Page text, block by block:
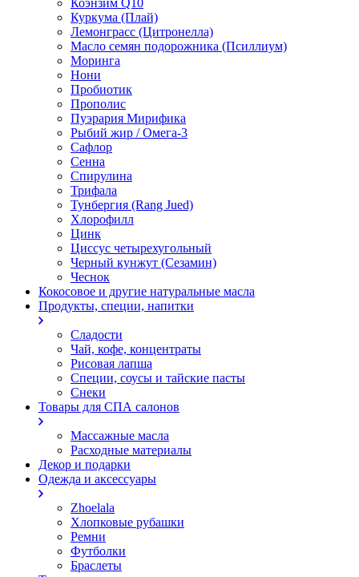
Коэнзим Q10
Куркума (Плай)
Лемонграсс (Цитронелла)
Масло семян подорожника (Псиллиум)
Моринга
Нони
Пробиотик
Прополис
Пуэрария Мирифика
Рыбий жир / Омега-3
Сафлор
Сенна
Спирулина
Трифала
Тунбергия (Rang Jued)
Хлорофилл
Цинк
Циссус четырехугольный
Черный кунжут (Сезамин)
Чеснок
Кокосовое и другие натуральные масла
Продукты, специи, напитки
Сладости
Чай, кофе, концентраты
Рисовая лапша
Специи, соусы и тайские пасты
Снеки
Товары для СПА салонов
Массажные масла
Расходные материалы
Декор и подарки
Одежда и аксессуары
Zhoelala
Хлопковые рубашки
Ремни
Футболки
Браслеты